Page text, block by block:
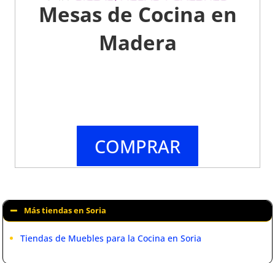
Mesas de Cocina en
Madera
COMPRAR
Más tiendas en Soria
Tiendas de Muebles para la Cocina en Soria